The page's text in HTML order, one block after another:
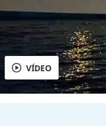
VÍDEO